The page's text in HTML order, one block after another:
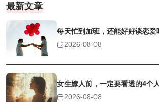
最新文章
每天忙到加班，还能好好谈恋爱
2026-08-08
女生嫁人前，一定要看透的4个
2026-08-08